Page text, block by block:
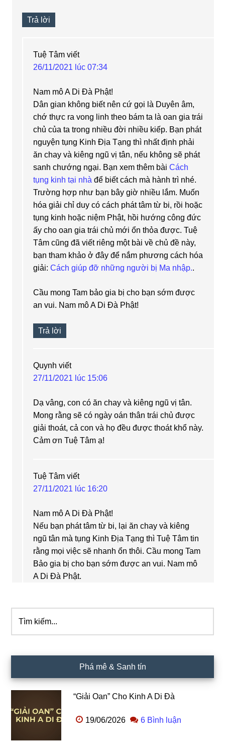
Trả lời
Tuệ Tâm viết
26/11/2021 lúc 07:34
Nam mô A Di Đà Phật!
Dân gian không biết nên cứ gọi là Duyên âm,
chớ thực ra vong linh theo bám ta là oan gia trái
chủ của ta trong nhiều đời nhiều kiếp. Bạn phát
nguyện tụng Kinh Địa Tạng thì nhất định phải
ăn chay và kiêng ngũ vị tân, nếu không sẽ phát
sanh chướng ngại. Bạn xem thêm bàiCách
tụng kinh tại nhà để biết cách mà hành trì nhé.
Trường hợp như bạn bây giờ nhiều lắm. Muốn
hóa giải chỉ duy có cách phát tâm từ bi, rồi hoặc
tụng kinh hoặc niệm Phật, hồi hướng công đức
ấy cho oan gia trái chủ mới ổn thỏa được. Tuệ
Tâm cũng đã viết riêng một bài về chủ đề này,
bạn tham khảo ở đây để nắm phương cách hóa
giải:Cách giúp đỡ những người bị Ma nhập..
Cầu mong Tam bảo gia bị cho bạn sớm được
an vui. Nam mô A Di Đà Phật!
Trả lời
Quynh viết
27/11/2021 lúc 15:06
Dạ vâng, con có ăn chay và kiêng ngũ vị tân.
Mong rằng sẽ có ngày oán thân trái chủ được
giải thoát, cả con và họ đều được thoát khổ này.
Cảm ơn Tuệ Tâm ạ!
Tuệ Tâm viết
27/11/2021 lúc 16:20
Nam mô A Di Đà Phật!
Nếu bạn phát tâm từ bi, lại ăn chay và kiêng
ngũ tân mà tụng Kinh Địa Tạng thì Tuệ Tâm tin
rằng mọi việc sẽ nhanh ổn thôi. Cầu mong Tam
Bảo gia bị cho bạn sớm được an vui. Nam mô
A Di Đà Phật.
Sidebar
chính
kiếm...
Phá mê & Sanh tín
“Giải Oan” Cho Kinh A Di Đà
19/06/2026 6 Bình luận